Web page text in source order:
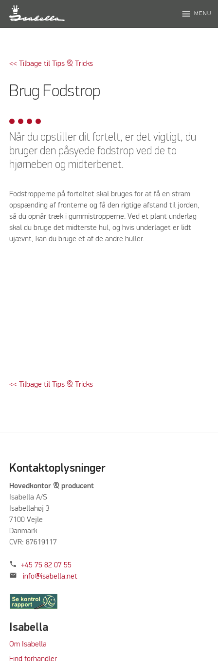
menu MENU
<< Tilbage til Tips & Tricks
Brug Fodstrop
Når du opstiller dit fortelt, er det vigtigt, du
bruger den påsyede fodstrop ved de to
hjørneben og midterbenet.
Fodstropperne på forteltet skal bruges for at få en stram
opspænding af fronterne og få den rigtige afstand til jorden,
så du opnår træk i gummistropperne. Ved et plant underlag
skal du bruge det midterste hul, og hvis underlaget er lidt
ujævnt, kan du bruge et af de andre huller.
<< Tilbage til Tips & Tricks
Kontaktoplysninger
Hovedkontor & producent
Isabella A/S
Isabellahøj 3
7100 Vejle
Danmark
CVR: 87619117
phone +45 75 82 07 55
mail info@isabella.net
Isabella
Om Isabella
Find forhandler